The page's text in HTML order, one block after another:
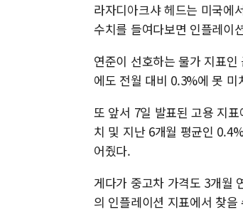
라자디아크샤 헤드는 미국에
수치를 들여다보면 인플레이
연준이 선호하는 물가 지표
에도 전월 대비 0.3%에 못 미
또 앞서 7일 발표된 고용 지
치 및 지난 6개월 평균인
어줬다.
게다가 중고차 가격도 3개월
의 인플레이션 지표에서 찾